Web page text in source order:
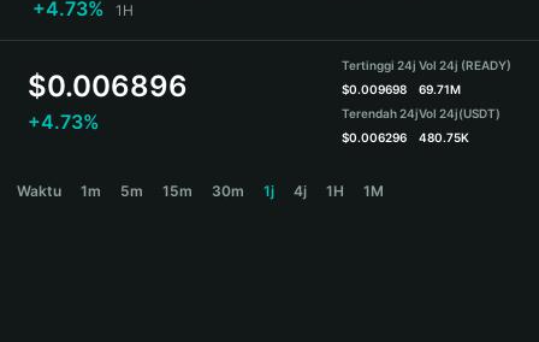
ภาษาไทย
हिन्दी
Español
Português (Brasil)
+4.73%
1H
$0.006896
+4.73%
Tertinggi 24j
$0.009698
Terendah 24j
$0.006296
Vol 24j (READY)
69.71M
Vol 24j(USDT)
480.75K
Waktu 1m 5m 15m 30m 1j 4j 1H 1M